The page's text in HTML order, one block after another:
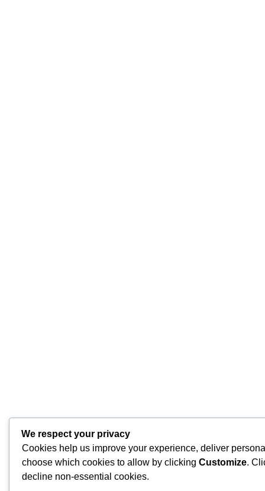
We respect your privacy
Cookies help us improve your experience, deliver
choose which cookies to allow by clicking Customize.
decline non-essential cookies.